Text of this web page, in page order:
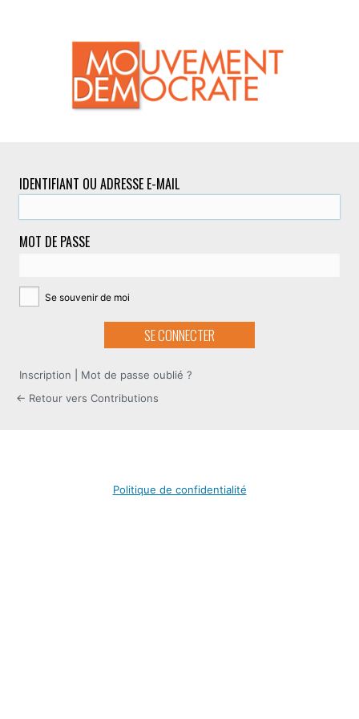
IDENTIFIANT OU ADRESSE E-MAIL
MOT DE PASSE
Se souvenir de moi
Inscription
Mot de passe oublié ?
← Retour vers Contributions
Politique de confidentialité